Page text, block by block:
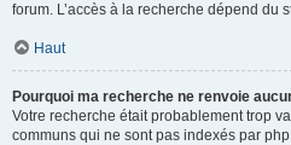
forum. L’accès à la recherche dépend du
Haut
Pourquoi ma recherche ne renvoie
Votre recherche était probablement trop
communs qui ne sont pas indexés par